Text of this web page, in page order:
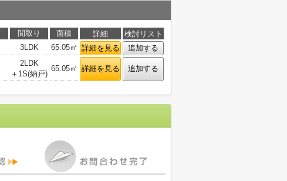
間取り 面積 詳細
検討リスト
3LDK 65.05㎡ 詳細を見る 追加する
2LDK
＋1S(納戸)
65.05㎡ 詳細を見る 追加する